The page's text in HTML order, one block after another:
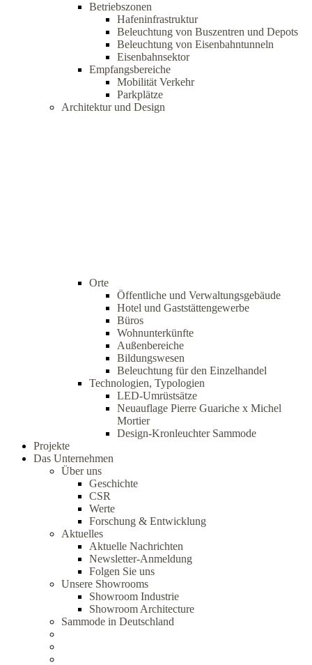
Betriebszonen
Hafeninfrastruktur
Beleuchtung von Buszentren und Depots
Beleuchtung von Eisenbahntunneln
Eisenbahnsektor
Empfangsbereiche
Mobilität Verkehr
Parkplätze
Architektur und Design
Orte
Öffentliche und Verwaltungsgebäude
Hotel und Gaststättengewerbe
Büros
Wohnunterkünfte
Außenbereiche
Bildungswesen
Beleuchtung für den Einzelhandel
Technologien, Typologien
LED-Umrüstsätze
Neuauflage Pierre Guariche x Michel
Mortier
Design-Kronleuchter Sammode
Projekte
Das Unternehmen
Über uns
Geschichte
CSR
Werte
Forschung & Entwicklung
Aktuelles
Aktuelle Nachrichten
Newsletter-Anmeldung
Folgen Sie uns
Unsere Showrooms
Showroom Industrie
Showroom Architecture
Sammode in Deutschland